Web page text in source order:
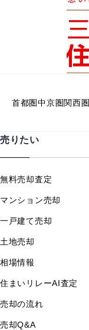
首都圏中京圏関西圏
売りたい
無料売却査定
マンション売却
一戸建て売却
土地売却
相場情報
住まいリレーAI査定
売却の流れ
売却Q&A